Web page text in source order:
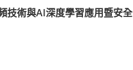
技術與AI深度學習應用暨安全